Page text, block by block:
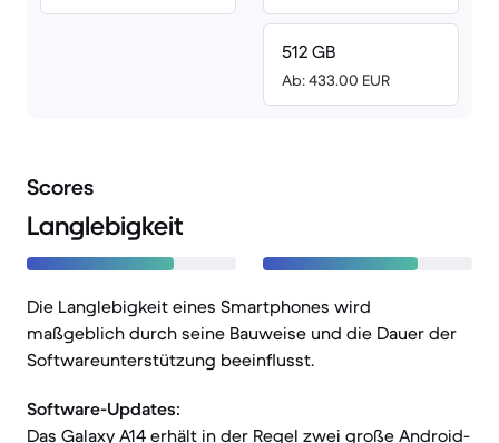
512 GB
Ab: 433.00 EUR
Scores
Langlebigkeit
Die Langlebigkeit eines Smartphones wird
maßgeblich durch seine Bauweise und die Dauer der
Softwareunterstützung beeinflusst.
Software-Updates:
Das Galaxy A14 erhält in der Regel zwei große Android-